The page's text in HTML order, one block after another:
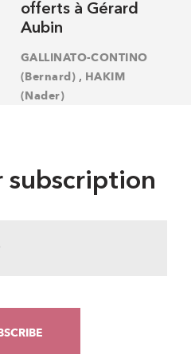
offerts à Gérard
Aubin
GALLINATO-CONTINO
(Bernard), HAKIM
(Nader)
subscription